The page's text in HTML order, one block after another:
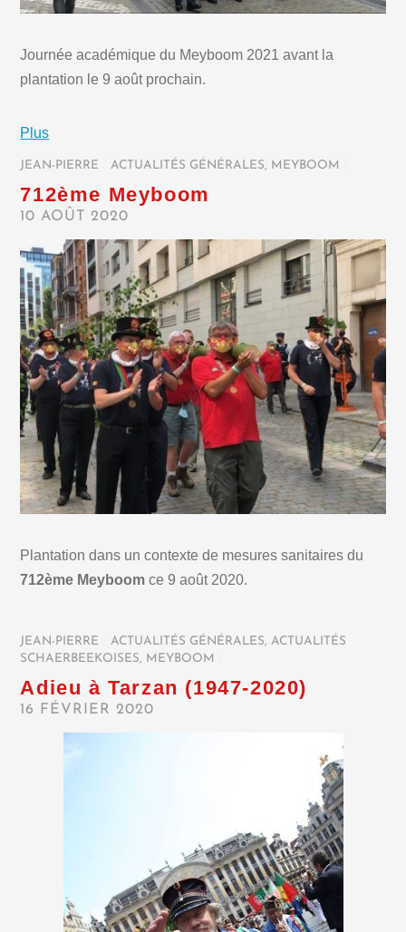
Journée académique du Meyboom 2021 avant la
plantation le 9 août prochain.
Plus
JEAN-PIERRE ACTUALITÉS GÉNÉRALES, MEYBOOM
712ème Meyboom
10 AOÛT 2020
Plantation dans un contexte de mesures sanitaires du
712ème Meyboom ce 9 août 2020.
JEAN-PIERRE ACTUALITÉS GÉNÉRALES,ACTUALITÉS
SCHAERBEEKOISES, MEYBOOM
Adieu à Tarzan (1947-2020)
16 FÉVRIER 2020